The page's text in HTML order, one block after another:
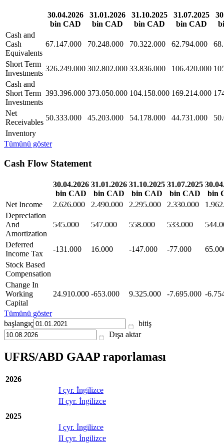
30.04.2026
bin CAD
31.01.2026
bin CAD
31.10.2025
bin CAD
31.07.2025
bin CAD
Cash and
Cash
Equivalents
67.147.000 70.248.000 70.322.000 62.794.000
Short Term
Investments
326.249.000 302.802.000 33.836.000 106.420.000
Cash and
Short Term
Investments
393.396.000 373.050.000 104.158.000 169.214.000
Net
Receivables
50.333.000 45.203.000 54.178.000 44.731.000
Inventory
Tümünü göster
Cash Flow Statement
30.04.2026
bin CAD
31.01.2026
bin CAD
31.10.2025
bin CAD
31.07.2025
bin CAD
bin
Net Income
2.626.000 2.490.000 2.295.000 2.330.000
Depreciation
And
Amortization
545.000 547.000 558.000 533.000
Deferred
Income Tax
-131.000 16.000 -147.000 -77.000
Stock Based
Compensation
Change In
Working
Capital
24.910.000 -653.000 9.325.000 -7.695.000 -
Tümünü göster
başlangıç
bitiş
Dışa aktar
UFRS/ABD GAAP raporlaması
2026
I çyr. İngilizce
II çyr. İngilizce
2025
I çyr. İngilizce
II çyr. İngilizce